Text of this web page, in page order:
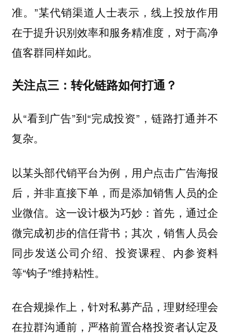
准。”某代销渠道人士表示，线上投放作用
在于提升识别效率和服务精准度，对于高净
值客群同样如此。
关注点三：转化链路如何打通？
从“看到广告”到“完成投资”，链路打通并不
复杂。
以某头部代销平台为例，用户点击广告海报
后，并非直接下单，而是添加销售人员的企
业微信。这一设计极为巧妙：首先，通过企
微完成初步的信任背书；其次，销售人员会
同步发送公司介绍、投资课程、内参资料
等“钩子”维持粘性。
在合规操作上，针对私募产品，理财经理会
在拉群沟通前，严格前置合格投资者认定及